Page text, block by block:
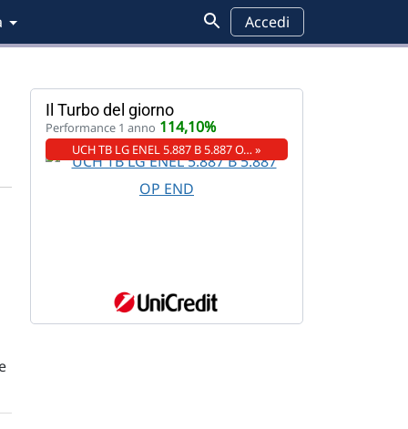
Accedi
Il Turbo del giorno
Performance 1 anno 114,10%
UCH TB LG ENEL 5.887 B 5.887 O… »